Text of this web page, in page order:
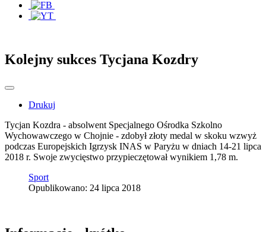
Kolejny sukces Tycjana Kozdry
Drukuj
Tycjan Kozdra - absolwent Specjalnego Ośrodka Szkolno
Wychowawczego w Chojnie - zdobył złoty medal w skoku wzwyż
podczas Europejskich Igrzysk INAS w Paryżu w dniach 14-21 lipca
2018 r. Swoje zwycięstwo przypieczętował wynikiem 1,78 m.
Sport
Opublikowano: 24 lipca 2018